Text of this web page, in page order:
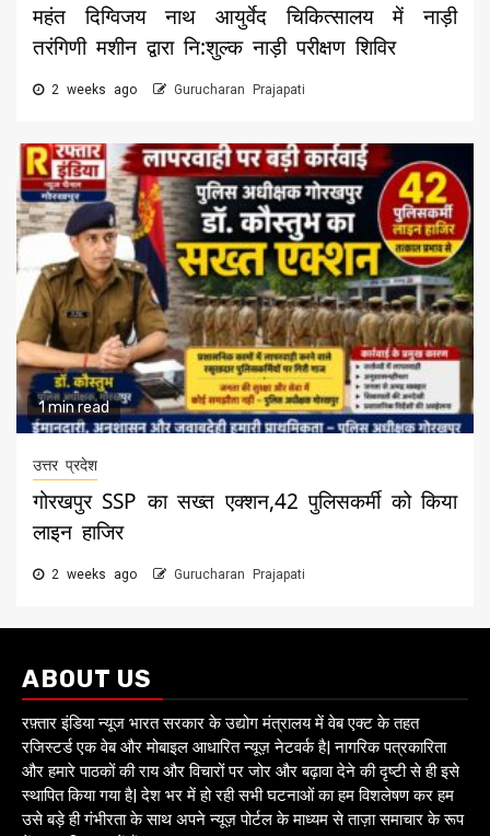
महंत दिग्विजय नाथ आयुर्वेद चिकित्सालय में नाड़ी
तरंगिणी मशीन द्वारा नि:शुल्क नाड़ी परीक्षण शिविर
2 weeks ago Gurucharan Prajapati
1 min read
उत्तर प्रदेश
गोरखपुर SSP का सख्त एक्शन,42 पुलिसकर्मी को किया
लाइन हाजिर
2 weeks ago Gurucharan Prajapati
ABOUT US
रफ़्तार इंडिया न्यूज भारत सरकार के उद्योग मंत्रालय में वेब एक्ट के तहत
रजिस्टर्ड एक वेब और मोबाइल आधारित न्यूज़ नेटवर्क है| नागरिक पत्रकारिता
और हमारे पाठकों की राय और विचारों पर जोर और बढ़ावा देने की दृष्टी से ही इसे
स्थापित किया गया है| देश भर में हो रही सभी घटनाओं का हम विशलेषण कर हम
उसे बड़े ही गंभीरता के साथ अपने न्यूज़ पोर्टल के माध्यम से ताज़ा समाचार के रूप